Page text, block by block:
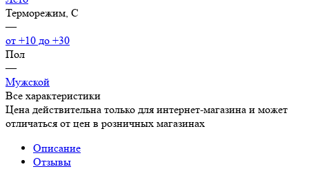
Терморежим, C
—
от +10 до +30
Пол
—
Мужской
Все характеристики
Цена действительна только для интернет-магазина и может
отличаться от цен в розничных магазинах
Описание
Отзывы